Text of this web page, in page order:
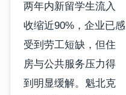
两年内新留学生流入
收缩近90%，企业已感
受到劳工短缺，但住
房与公共服务压力得
到明显缓解。魁北克